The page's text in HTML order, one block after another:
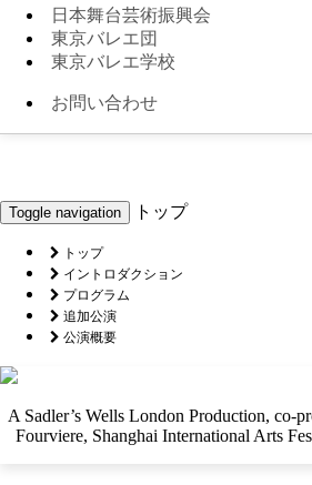
日本舞台芸術振興会
東京バレエ団
東京バレエ学校
お問い合わせ
Toggle navigation トップ
トップ
イントロダクション
プログラム
追加公演
公演概要
A Sadler’s Wells London Production, co-
Fourviere, Shanghai International Arts